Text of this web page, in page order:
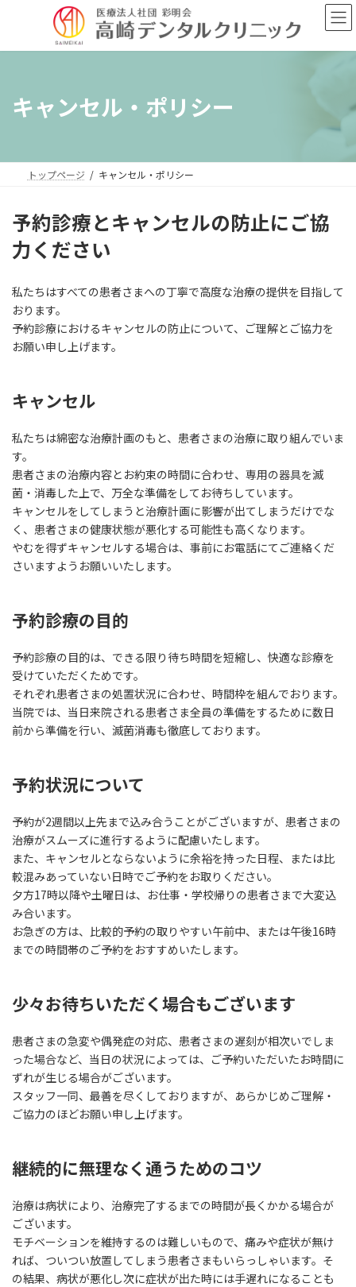
ン
ー
キャンセル・ポリシー
トップページ キャンセル・ポリシー
予約診療とキャンセルの防止にご協
力ください
私たちはすべての患者さまへの丁寧で高度な治療の提供を目指して
おります。
予約診療におけるキャンセルの防止について、ご理解とご協力を
お願い申し上げます。
キャンセル
私たちは綿密な治療計画のもと、患者さまの治療に取り組んでいま
す。
患者さまの治療内容とお約束の時間に合わせ、専用の器具を滅
菌・消毒した上で、万全な準備をしてお待ちしています。
キャンセルをしてしまうと治療計画に影響が出てしまうだけでな
く、患者さまの健康状態が悪化する可能性も高くなります。
やむを得ずキャンセルする場合は、事前にお電話にてご連絡くだ
さいますようお願いいたします。
予約診療の目的
予約診療の目的は、できる限り待ち時間を短縮し、快適な診療を
受けていただくためです。
それぞれ患者さまの処置状況に合わせ、時間枠を組んでおります。
当院では、当日来院される患者さま全員の準備をするために数日
前から準備を行い、滅菌消毒も徹底しております。
予約状況について
予約が2週間以上先まで込み合うことがございますが、患者さまの
治療がスムーズに進行するように配慮いたします。
また、キャンセルとならないように余裕を持った日程、または比
較混みあっていない日時でご予約をお取りください。
夕方17時以降や土曜日は、お仕事・学校帰りの患者さまで大変込
み合います。
お急ぎの方は、比較的予約の取りやすい午前中、または午後16時
までの時間帯のご予約をおすすめいたします。
少々お待ちいただく場合もございます
患者さまの急変や偶発症の対応、患者さまの遅刻が相次いでしま
った場合など、当日の状況によっては、ご予約いただいたお時間に
ずれが生じる場合がございます。
スタッフ一同、最善を尽くしておりますが、あらかじめご理解・
ご協力のほどお願い申し上げます。
継続的に無理なく通うためのコツ
治療は病状により、治療完了するまでの時間が長くかかる場合が
ございます。
モチベーションを維持するのは難しいもので、痛みや症状が無け
れば、ついつい放置してしまう患者さまもいらっしゃいます。そ
の結果、病状が悪化し次に症状が出た時には手遅れになることも